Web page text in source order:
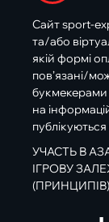
Сайт sport-
та/або
якій формі
пов’язані/
букмекерами
на
УЧАСТЬ В
ІГРОВУ